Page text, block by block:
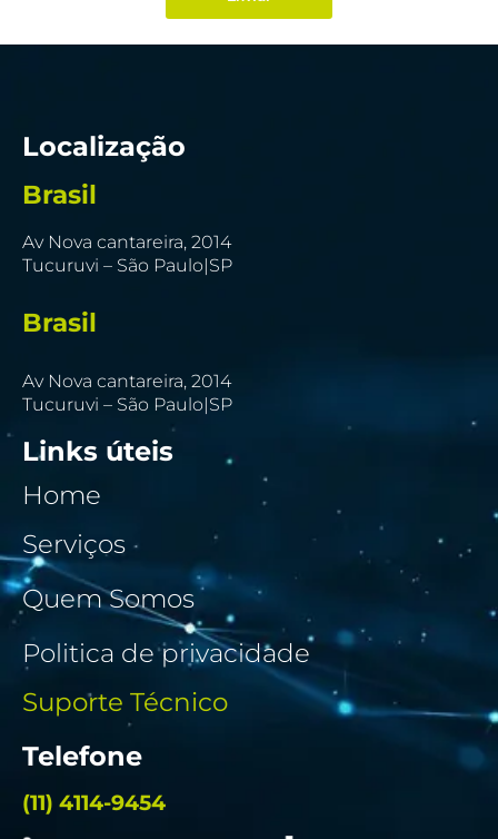
Localização
Brasil
Av Nova cantareira, 2014
Tucuruvi – São Paulo|SP
Brasil
Av Nova cantareira, 2014
Tucuruvi – São Paulo|SP
Links úteis
Home
Serviços
Quem Somos
Politica de privacidade
Suporte Técnico
Telefone
(11) 4114-9454